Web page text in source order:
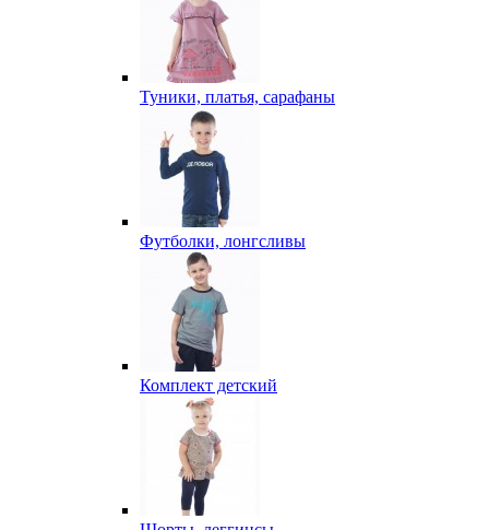
Туники, платья, сарафаны
Футболки, лонгсливы
Комплект детский